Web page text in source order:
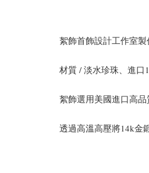
絮飾首飾設計工作室製
材質 / 淡水珍珠、進口
絮飾選用美國進口高品
透過高溫高壓將14k金